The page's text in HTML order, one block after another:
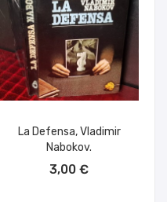
La Defensa, Vladimir
Nabokov.
3,00 €